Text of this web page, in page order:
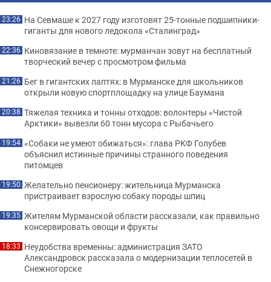
23:26 На Севмаше к 2027 году изготовят 25-тонные подшипники-
гиганты для нового ледокола «Сталинград»
22:36 Киновязание в темноте: мурманчан зовут на бесплатный
творческий вечер с просмотром фильма
21:26 Бег в гигантских лаптях: в Мурманске для школьников
открыли новую спортплощадку на улице Баумана
20:38 Тяжелая техника и тонны отходов: волонтеры «Чистой
Арктики» вывезли 60 тонн мусора с Рыбачьего
19:54 «Собаки не умеют обижаться»: глава РКФ Голубев
объяснил истинные причины странного поведения
питомцев
19:50 Желательно пенсионеру: жительница Мурманска
пристраивает взрослую собаку породы шпиц
19:35 Жителям Мурманской области рассказали, как правильно
консервировать овощи и фрукты
18:33 Неудобства временны: администрация ЗАТО
Александровск рассказала о модернизации теплосетей в
Снежногорске